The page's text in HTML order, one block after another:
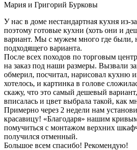
Мария и Григорий Бурковы
У нас в доме нестандартная кухня из-
поэтому готовые кухни (хоть они и
вариант. Мы с мужем много где были,
подходящего варианта.
После всех походов по торговым
на заказ под наши размеры. Вызвали
обмерил, посчитал, нарисовал кухню
хотелось, и картинка в голове
скажу, что это самый дешевый
вписалась и цвет выбрала такой, как
Примерно через 2 недели нам
красавицу! «Благодаря» нашим
помучиться с монтажом верхних
получился отменный.
Большое всем спасибо! Рекомендую!